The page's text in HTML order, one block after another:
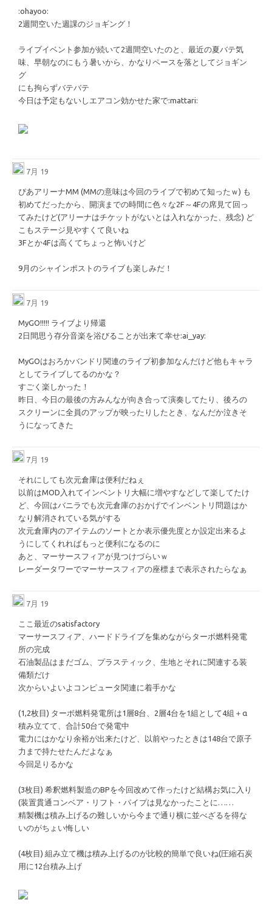
​:ohayoo:​
2週間空いた週課のジョギング！
ライブイベント参加が続いて2週間空いたのと、最近の夏バテ気
味、早朝なのにもう暑いから、かなりペースを落としてジョギン
グ
にも拘らずバテバテ
今日は予定もないしエアコン効かせた家で​:mattari:​
7月 19
ぴあアリーナMM (MMの意味は今回のライブで初めて知ったｗ) も
初めてだったから、開演までの時間に色々な2F～4Fの席見て回っ
てみたけど(アリーナはチケットがないとは入れなかった、残念) ど
こもステージ見やすくて良いね
3Fとか4Fは高くてちょっと怖いけど
9月のシャインポストのライブも楽しみだ！
7月 19
MyGO!!!!! ライブより帰還
2日間思う存分音楽を浴びることが出来て幸せ​:ai_yay:​
MyGOはおろかバンドリ関連のライブ初参加なんだけど他もキャラ
としてライブしてるのかな？
すごく楽しかった！
昨日、今日の最後の方みんなが向き合って演奏してたり、後ろの
スクリーンに全員のアップが映ったりしたとき、なんだか泣きそ
うになってきた
7月 19
それにしても次元倉庫は便利だねぇ
以前はMOD入れてインベントリ大幅に増やすなどして楽してたけ
ど、今回はバニラでも次元倉庫のおかげでインベントリ問題はか
なり解消されている気がする
次元倉庫内のアイテムのソートとか表示優先度とか設定出来るよ
うにしてくれればもっと便利になるのに
あと、マーサースフィアが見つけづらいｗ
レーダータワーでマーサースフィアの座標まで表示されたらなぁ
7月 19
ここ最近のsatisfactory
マーサースフィア、ハードドライブを集めながらターボ燃料発電
所の完成
石油製品はまだゴム、プラスティック、生地とそれに関連する装
備類だけ
次からいよいよコンピュータ関連に着手かな
(1,2枚目) ターボ燃料発電所は1層8台、2層4台を1組として4組＋α
積み立てて、合計50台で発電中
電力にはかなり余裕が出来たけど、以前やったときは148台で原子
力まで持たせたんだよなぁ
今回足りるかな
(3枚目) 希釈燃料製造のBPを今回改めて作ったけど結構お気に入り
(装置貫通コンベア・リフト・パイプは見なかったことに……
精製機は積み上げるの難しいから今まで通り横に並べざるを得な
いのがちょい悔しい
(4枚目) 組み立て機は積み上げるのが比較的簡単で良いね(圧縮石炭
用に12台積み上げ